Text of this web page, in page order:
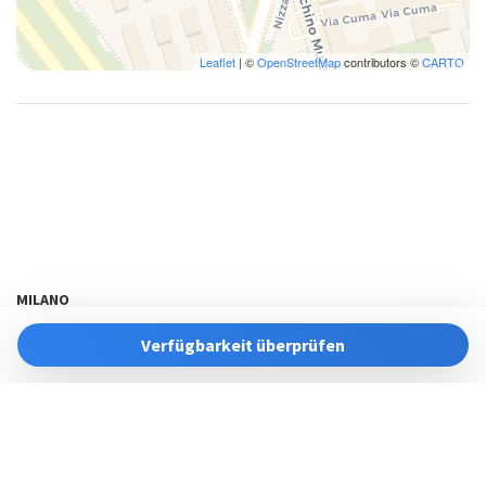
Leaflet | ©OpenStreetMapcontributors ©CARTO
Verfügbarkeit überprüfen
MILANO
ota@bluenesthome.it